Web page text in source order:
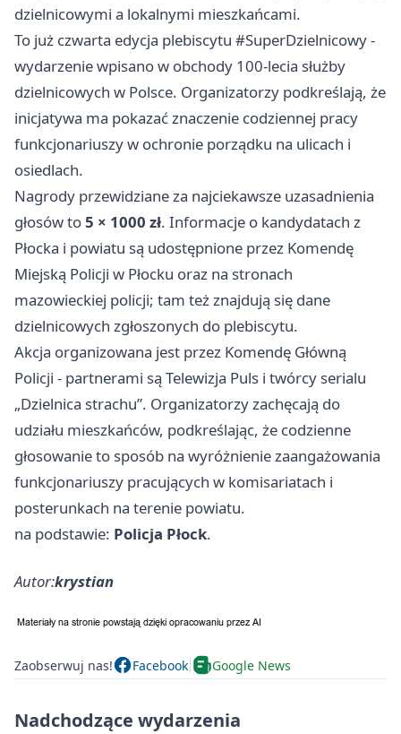
dzielnicowymi a lokalnymi mieszkańcami.
To już czwarta edycja plebiscytu #SuperDzielnicowy -
wydarzenie wpisano w obchody 100-lecia służby
dzielnicowych w Polsce. Organizatorzy podkreślają, że
inicjatywa ma pokazać znaczenie codziennej pracy
funkcjonariuszy w ochronie porządku na ulicach i
osiedlach.
Nagrody przewidziane za najciekawsze uzasadnienia
głosów to5 × 1000 zł. Informacje o kandydatach z
Płocka i powiatu są udostępnione przez Komendę
Miejską Policji w Płocku oraz na stronach
mazowieckiej policji; tam też znajdują się dane
dzielnicowych zgłoszonych do plebiscytu.
Akcja organizowana jest przez Komendę Główną
Policji - partnerami są Telewizja Puls i twórcy serialu
„Dzielnica strachu”. Organizatorzy zachęcają do
udziału mieszkańców, podkreślając, że codzienne
głosowanie to sposób na wyróżnienie zaangażowania
funkcjonariuszy pracujących w komisariatach i
posterunkach na terenie powiatu.
na podstawie: Policja Płock.
Autor:krystian
Zaobserwuj nas! Facebook Google News
Nadchodzące wydarzenia